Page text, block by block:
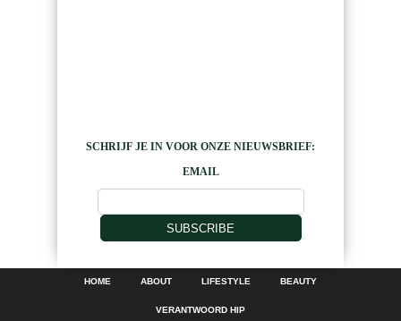
SCHRIJF JE IN VOOR ONZE NIEUWSBRIEF:
EMAIL
SUBSCRIBE
HOME ABOUT LIFESTYLE BEAUTY
VERANTWOORD HIP